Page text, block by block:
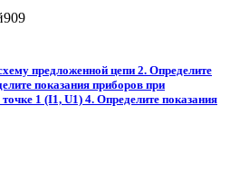
предложенной цепи 2. Определите
показания приборов при
1 (I1, U1) 4. Определите показания